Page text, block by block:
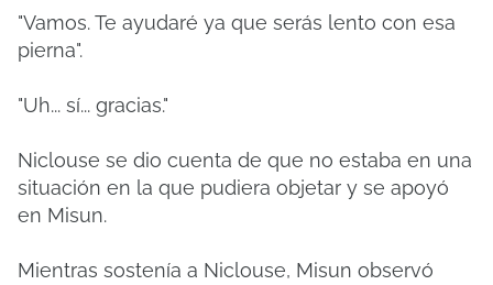
"Vamos. Te ayudaré ya que serás lento con esa
pierna".
"Uh... sí... gracias."
Niclouse se dio cuenta de que no estaba en una
situación en la que pudiera objetar y se apoyó
en Misun.
Mientras sostenía a Niclouse, Misun observó